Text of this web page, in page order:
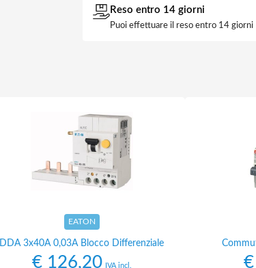
Reso entro 14 giorni
Puoi effettuare il reso entro 14 giorni
EATON
DDA 3x40A 0,03A Blocco Differenziale
€126,20 IVA incl. €